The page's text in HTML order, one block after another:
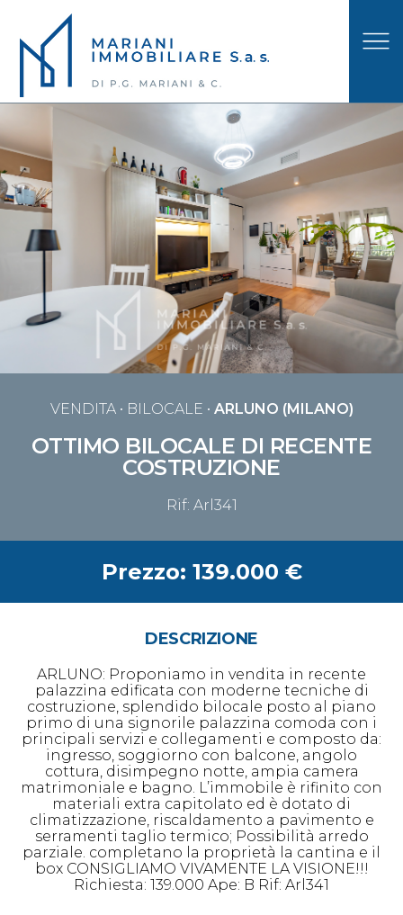
VENDITA• BILOCALE • ARLUNO (MILANO)
OTTIMO BILOCALE DI RECENTE
COSTRUZIONE
Rif: Arl341
Prezzo: 139.000 €
DESCRIZIONE
ARLUNO: Proponiamo in vendita in recente
palazzina edificata con moderne tecniche di
costruzione, splendido bilocale posto al piano
primo di una signorile palazzina comoda con i
principali servizi e collegamenti e composto da:
ingresso, soggiorno con balcone, angolo
cottura, disimpegno notte, ampia camera
matrimoniale e bagno. L’immobile è rifinito con
materiali extra capitolato ed è dotato di
climatizzazione, riscaldamento a pavimento e
serramenti taglio termico; Possibilità arredo
parziale. completano la proprietà la cantina e il
box CONSIGLIAMO VIVAMENTE LA VISIONE!!!
Richiesta: 139.000 Ape: B Rif: Arl341